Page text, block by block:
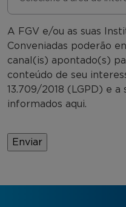
A FGV e/ou as suas
Conveniadas poderão
canal(is) apontado(s)
conteúdo de seu
13.709/2018 (LGPD) e
informados aqui.